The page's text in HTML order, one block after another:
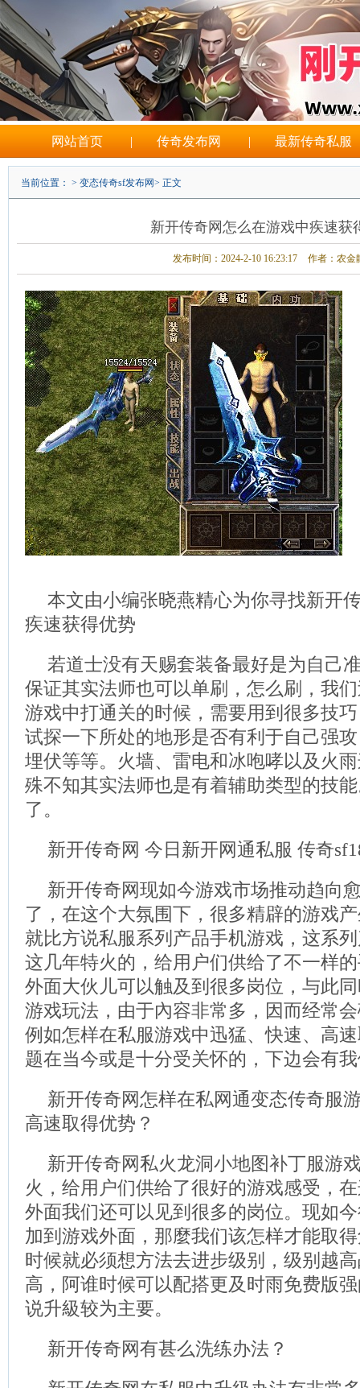
网站首页 | 传奇发布网 | 最新传奇私服
当前位置： > 变态传奇sf发布网> 正文
新开传奇网怎么在游戏中疾速获
发布时间：2024-2-10 16:23:17 作者：农金
本文由小编张晓燕精心为你寻找新开
疾速获得优势
若道士没有天赐套装备最好是为自己
保证其实法师也可以单刷，怎么刷，我
游戏中打通关的时候，需要用到很多技
试探一下所处的地形是否有利于自己强
埋伏等等。火墙、雷电和冰咆哮以及火
殊不知其实法师也是有着辅助类型的技
了。
新开传奇网 今日新开网通私服 传奇
新开传奇网现如今游戏市场推动趋向
了，在这个大氛围下，很多精辟的游戏
就比方说私服系列产品手机游戏，这系
这几年特火的，给用户们供给了不一样
外面大伙儿可以触及到很多岗位，与此
游戏玩法，由于內容非常多，因而经常
例如怎样在私服游戏中迅猛、快速、高
题在当今或是十分受关怀的，下边会有
新开传奇网怎样在私网通变态传奇服
高速取得优势？
新开传奇网私火龙洞小地图补丁服游
火，给用户们供给了很好的游戏感受，
外面我们还可以见到很多的岗位。现如
加到游戏外面，那麼我们该怎样才能取
时候就必须想方法去进步级别，级别越
高，阿谁时候可以配搭更及时雨免费版
说升級较为主要。
新开传奇网有甚么洗练办法？